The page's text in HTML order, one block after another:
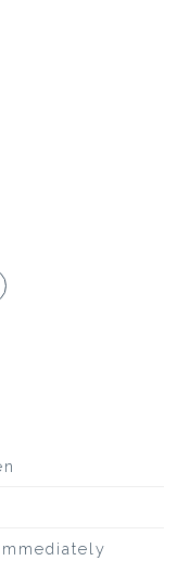
tot en met
voor